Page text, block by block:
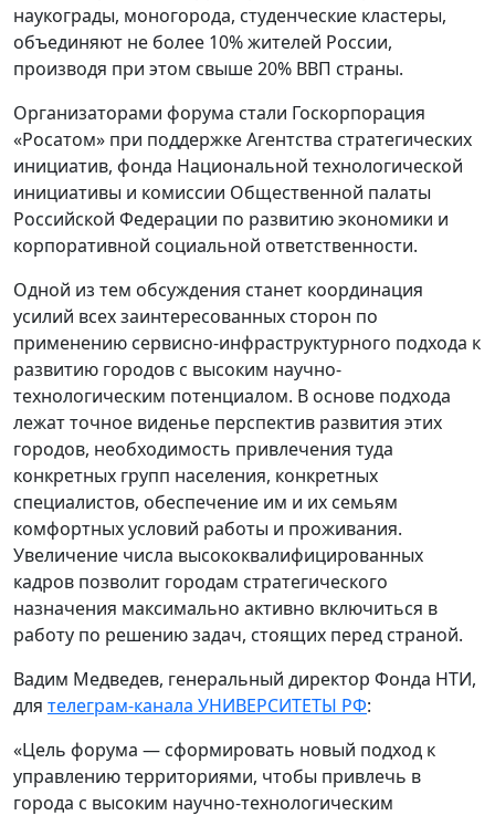
наукограды, моногорода, студенческие кластеры,
объединяют не более 10% жителей России,
производя при этом свыше 20% ВВП страны.
Организаторами форума стали Госкорпорация
«Росатом» при поддержке Агентства стратегических
инициатив, фонда Национальной технологической
инициативы и комиссии Общественной палаты
Российской Федерации по развитию экономики и
корпоративной социальной ответственности.
Одной из тем обсуждения станет координация
усилий всех заинтересованных сторон по
применению сервисно-инфраструктурного подхода к
развитию городов с высоким научно-
технологическим потенциалом. В основе подхода
лежат точное виденье перспектив развития этих
городов, необходимость привлечения туда
конкретных групп населения, конкретных
специалистов, обеспечение им и их семьям
комфортных условий работы и проживания.
Увеличение числа высококвалифицированных
кадров позволит городам стратегического
назначения максимально активно включиться в
работу по решению задач, стоящих перед страной.
Вадим Медведев, генеральный директор Фонда НТИ,
для телеграм-канала УНИВЕРСИТЕТЫ РФ:
«Цель форума — сформировать новый подход к
управлению территориями, чтобы привлечь в
города с высоким научно-технологическим